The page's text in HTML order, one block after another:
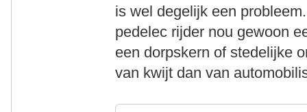
is wel degelijk een
pedelec rijder nou gewoon
een dorpskern of stedelijke
van kwijt dan van